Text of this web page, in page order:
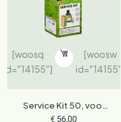
[woosq
id="14155"]
[woosw
id="14155"]
Service Kit 50, voor
grasmaaiers en
€ 56,00